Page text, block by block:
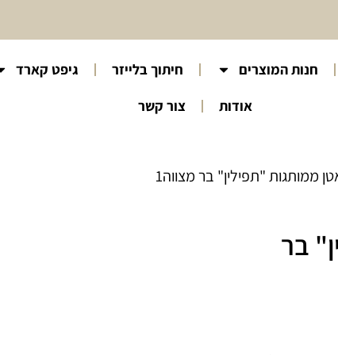
חנות המוצרים חיתוך בלייזר
גיפט קארד
אודות
צור קשר
ממותגות "תפילין" בר מצווה1
בר